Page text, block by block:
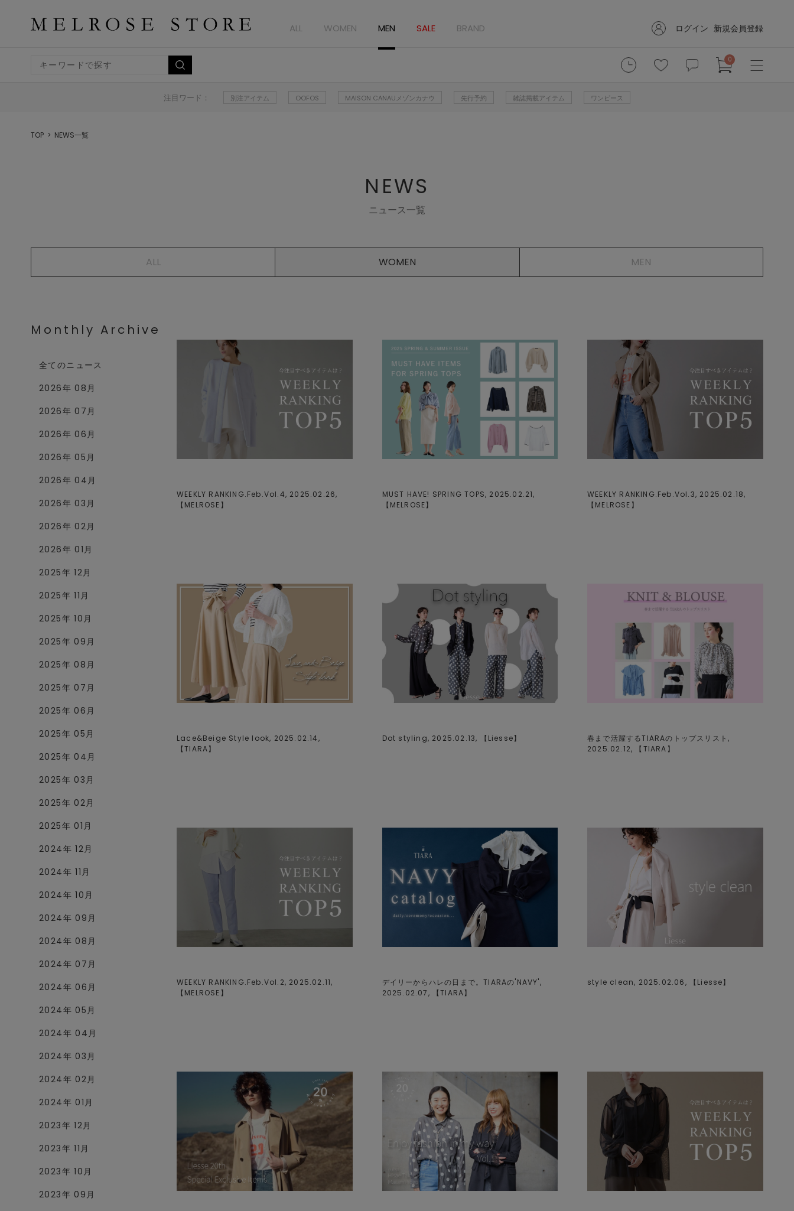
ALL WOMEN MEN SALE BRAND ログイン 新規会員登録
0
注目ワード： 別注アイテム OOFOS MAISON CANAUメゾンカナウ 先行予約 雑誌掲載アイテム ワンピース
TOP NEWS一覧
NEWS
ニュース一覧
ALL WOMEN MEN
Monthly Archive
全てのニュース
2026年 08月
2026年 07月
2026年 06月
2026年 05月
2026年 04月
2026年 03月
2026年 02月
2026年 01月
2025年 12月
2025年 11月
2025年 10月
2025年 09月
2025年 08月
2025年 07月
2025年 06月
2025年 05月
2025年 04月
2025年 03月
2025年 02月
2025年 01月
2024年 12月
2024年 11月
2024年 10月
2024年 09月
2024年 08月
2024年 07月
2024年 06月
2024年 05月
2024年 04月
2024年 03月
2024年 02月
2024年 01月
2023年 12月
2023年 11月
2023年 10月
2023年 09月
WEEKLY RANKING.Feb.Vol.4, 2025.02.26,
【 MELROSE 】
MUST HAVE! SPRING TOPS, 2025.02.21,
【 MELROSE】
WEEKLY RANKING.Feb.Vol.3, 2025.02.18,
【 MELROSE 】
Lace&Beige Style look, 2025.02.14,
【TIARA】
Dot styling, 2025.02.13, 【 Liesse】
春まで活躍するTIARAのトップスリスト,
2025.02.12, 【 TIARA 】
WEEKLY RANKING.Feb.Vol.2, 2025.02.11,
【 MELROSE 】
デイリーからハレの日まで。TIARAの'NAVY',
2025.02.07, 【TIARA】
style clean, 2025.02.06, 【 Liesse】